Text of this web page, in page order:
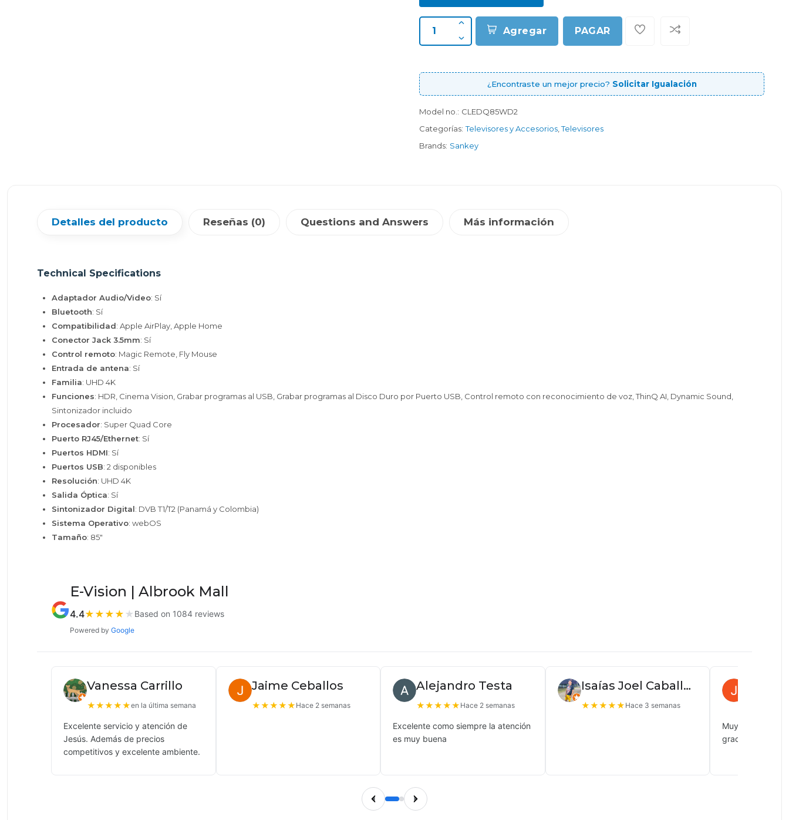
Agregar PAGAR
¿Encontraste un mejor precio? Solicitar Igualación
Model no.: CLEDQ85WD2
Categorías: Televisores y Accesorios ,Televisores
Brands: Sankey
Detalles del producto Reseñas (0) Questions and Answers Más información
Technical Specifications
Adaptador Audio/Video: Sí
Bluetooth: Sí
Compatibilidad: Apple AirPlay, Apple Home
Conector Jack 3.5mm: Sí
Control remoto: Magic Remote, Fly Mouse
Entrada de antena: Sí
Familia: UHD 4K
Funciones: HDR, Cinema Vision, Grabar programas al USB, Grabar programas al Disco Duro por Puerto USB, Control remoto con reconocimiento de voz, ThinQ AI, Dynamic Sound,
Sintonizador incluido
Procesador: Super Quad Core
Puerto RJ45/Ethernet: Sí
Puertos HDMI: Sí
Puertos USB: 2 disponibles
Resolución: UHD 4K
Salida Óptica: Sí
Sintonizador Digital: DVB T1/T2 (Panamá y Colombia)
Sistema Operativo: webOS
Tamaño: 85"
E-Vision | Albrook Mall
4.4★ ★ ★ ★ ★ Based on 1084 reviews
Powered by Google
Vanessa Carrillo
★★★★★en la última semana
Excelente servicio y atención de
Jesús. Además de precios
competitivos y excelente ambiente.
Jaime Ceballos
★★★★★ Hace 2 semanas
Alejandro Testa
★★★★★ Hace 2 semanas
Excelente como siempre la atención
es muy buena
Isaías Joel Caballero
★★★★★ Hace 3 semanas
Muy buena
gracias